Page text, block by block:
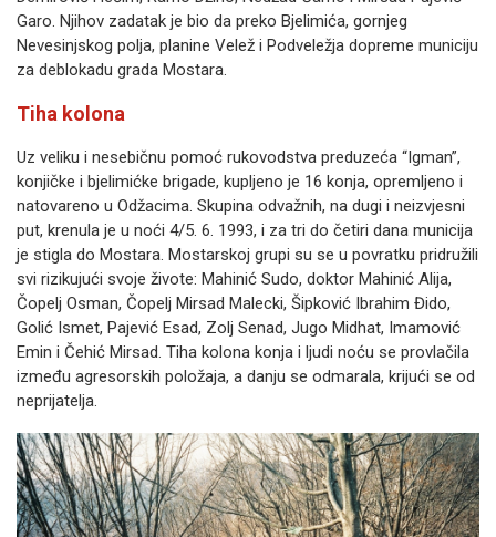
Garo. Njihov zadatak je bio da preko Bjelimića, gornjeg
Nevesinjskog polja, planine Velež i Podveležja dopreme municiju
za deblokadu grada Mostara.
Tiha kolona
Uz veliku i nesebičnu pomoć rukovodstva preduzeća “Igman”,
konjičke i bjelimićke brigade, kupljeno je 16 konja, opremljeno i
natovareno u Odžacima. Skupina odvažnih, na dugi i neizvjesni
put, krenula je u noći 4/5. 6. 1993, i za tri do četiri dana municija
je stigla do Mostara. Mostarskoj grupi su se u povratku pridružili
svi rizikujući svoje živote: Mahinić Sudo, doktor Mahinić Alija,
Čopelj Osman, Čopelj Mirsad Malecki, Šipković Ibrahim Đido,
Golić Ismet, Pajević Esad, Zolj Senad, Jugo Midhat, Imamović
Emin i Čehić Mirsad. Tiha kolona konja i ljudi noću se provlačila
između agresorskih položaja, a danju se odmarala, krijući se od
neprijatelja.